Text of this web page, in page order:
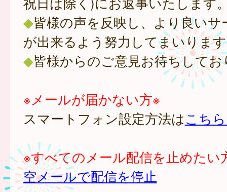
◆皆様の声を反映し、より良いサ
が出来るよう努力してまいりま
◆皆様からのご意見お待ちしてお
※メールが届かない方※
スマートフォン設定方法はこち
※すべてのメール配信を止めたい
空メールで配信を停止